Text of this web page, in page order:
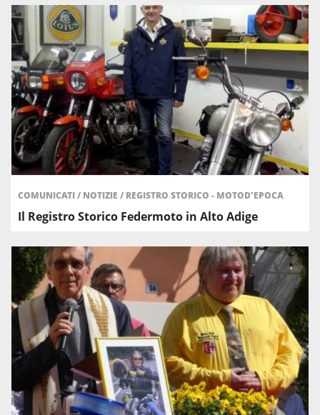
COMUNICATI/ NOTIZIE / REGISTRO STORICO - MOTOD'EPOCA
Il Registro Storico Federmoto in Alto Adige